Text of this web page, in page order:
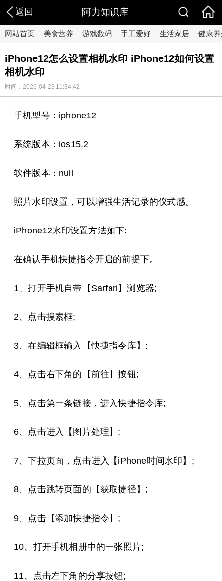
返回 阿力知识库
网站首页 美食营养 游戏数码 手工爱好 生活家居 健康养
iPhone12怎么设置相机水印 iPhone12如何设置
相机水印
时间：2026-04-23 11:34:42
手机型号：iphone12
系统版本：ios15.2
软件版本：null
照片水印设置，可以增强生活记录的仪式感。
iPhone12水印设置方法如下:
在确认手机快捷指令开启的前提下。
1、打开手机自带【Sarfari】浏览器;
2、点击搜索框;
3、在编辑框输入【快捷指令库】;
4、点击右下角的【前往】按钮;
5、点击第一条链接，进入快捷指令库;
6、点击进入【图片处理】;
7、下拉页面，点击进入【iPhone时间水印】;
8、点击跳转页面的【获取捷径】;
9、点击【添加快捷指令】;
10、打开手机相册中的一张照片;
11、点击左下角的分享按钮;